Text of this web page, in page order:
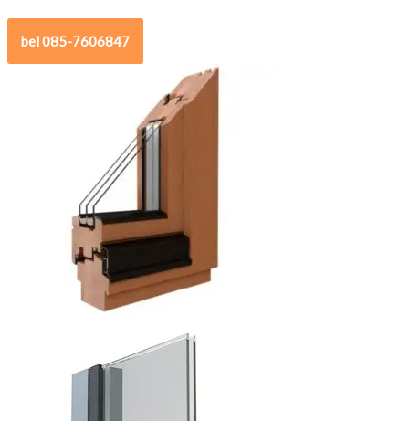
bel 085-7606847